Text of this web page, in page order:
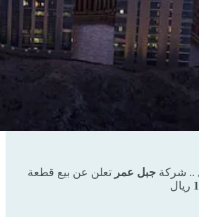
.. شركة جبل عمر تعلن عن بيع قطعة
ريال